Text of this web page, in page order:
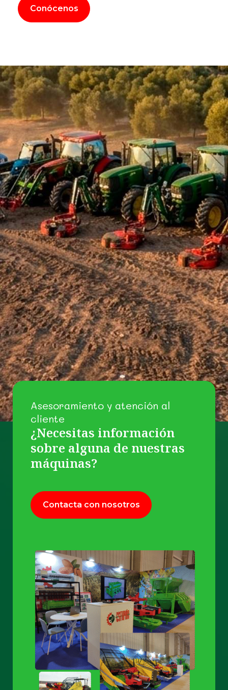
Conócenos
Asesoramiento y atención al
cliente
¿Necesitas información
sobre alguna de nuestras
máquinas?
Contacta con nosotros